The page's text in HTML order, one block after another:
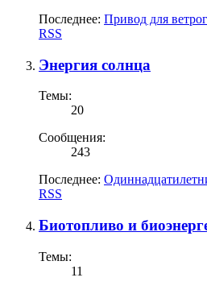
Последнее: Привод для
RSS
Энергия солнца
Темы:
20
Сообщения:
243
Последнее:
RSS
Биотопливо и
Темы:
11